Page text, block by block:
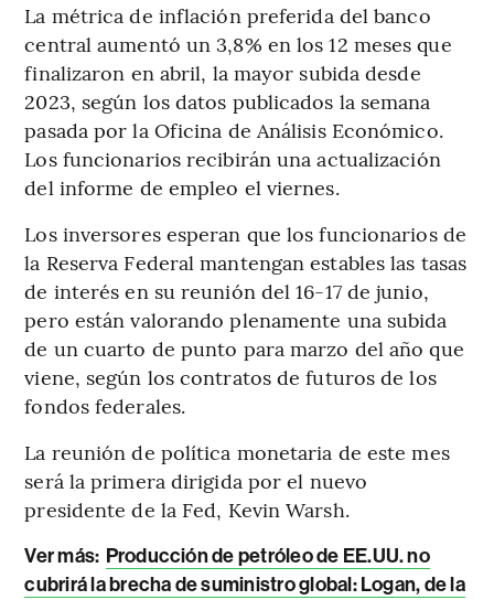
La métrica de inflación preferida del banco
central aumentó un 3,8% en los 12 meses que
finalizaron en abril, la mayor subida desde
2023, según los datos publicados la semana
pasada por la Oficina de Análisis Económico.
Los funcionarios recibirán una actualización
del informe de empleo el viernes.
Los inversores esperan que los funcionarios de
la Reserva Federal mantengan estables las tasas
de interés en su reunión del 16-17 de junio,
pero están valorando plenamente una subida
de un cuarto de punto para marzo del año que
viene, según los contratos de futuros de los
fondos federales.
La reunión de política monetaria de este mes
será la primera dirigida por el nuevo
presidente de la Fed, Kevin Warsh.
Ver más: Producción de petróleo de EE.UU. no
cubrirá la brecha de suministro global: Logan, de la